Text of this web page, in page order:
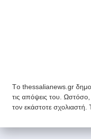
Tο thessalianews.gr
τις απόψεις του. Ωστόσο,
τον εκάστοτε σχολιαστή.